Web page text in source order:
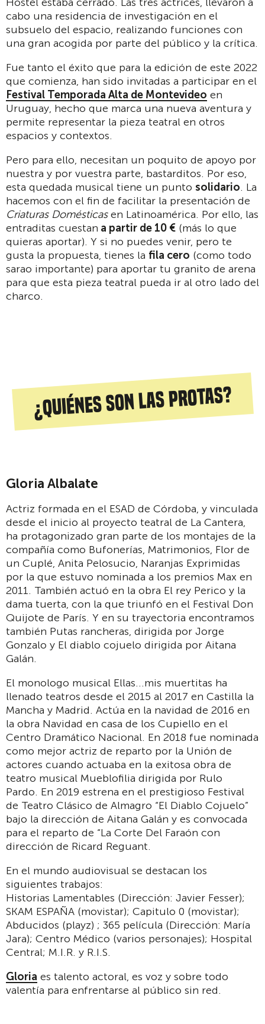
cabo una residencia de investigación en el
subsuelo del espacio, realizando funciones con
una gran acogida por parte del público y la crítica.
Fue tanto el éxito que para la edición de este 2022
que comienza, han sido invitadas a participar en el
Festival Temporada Alta de Montevideo en
Uruguay, hecho que marca una nueva aventura y
permite representar la pieza teatral en otros
espacios y contextos.
Pero para ello, necesitan un poquito de apoyo por
nuestra y por vuestra parte, bastarditos. Por eso,
esta quedada musical tiene un punto solidario. La
hacemos con el fin de facilitar la presentación de
Criaturas Domésticasen Latinoamérica. Por ello, las
entraditas cuestan a partir de 10 € (más lo que
quieras aportar). Y si no puedes venir, pero te
gusta la propuesta, tienes la fila cero (como todo
sarao importante) para aportar tu granito de arena
para que esta pieza teatral pueda ir al otro lado del
charco.
¿Quiénes son las protas?
Gloria Albalate
Actriz formada en el ESAD de Córdoba, y vinculada
desde el inicio al proyecto teatral de La Cantera,
ha protagonizado gran parte de los montajes de la
compañía como Bufonerías, Matrimonios, Flor de
un Cuplé, Anita Pelosucio, Naranjas Exprimidas
por la que estuvo nominada a los premios Max en
2011. También actuó en la obra El rey Perico y la
dama tuerta, con la que triunfó en el Festival Don
Quijote de París. Y en su trayectoria encontramos
también Putas rancheras, dirigida por Jorge
Gonzalo y El diablo cojuelo dirigida por Aitana
Galán.
El monologo musical Ellas...mis muertitas ha
llenado teatros desde el 2015 al 2017 en Castilla la
Mancha y Madrid. Actúa en la navidad de 2016 en
la obra Navidad en casa de los Cupiello en el
Centro Dramático Nacional. En 2018 fue nominada
como mejor actriz de reparto por la Unión de
actores cuando actuaba en la exitosa obra de
teatro musical Mueblofilia dirigida por Rulo
Pardo. En 2019 estrena en el prestigioso Festival
de Teatro Clásico de Almagro “El Diablo Cojuelo”
bajo la dirección de Aitana Galán y es convocada
para el reparto de “La Corte Del Faraón con
dirección de Ricard Reguant.
En el mundo audiovisual se destacan los
siguientes trabajos:
Historias Lamentables (Dirección: Javier Fesser);
SKAM ESPAÑA (movistar); Capitulo 0 (movistar);
Abducidos (playz) ; 365 película (Dirección: María
Jara); Centro Médico (varios personajes); Hospital
Central; M.I.R. y R.I.S.
Gloria es talento actoral, es voz y sobre todo
valentía para enfrentarse al público sin red.